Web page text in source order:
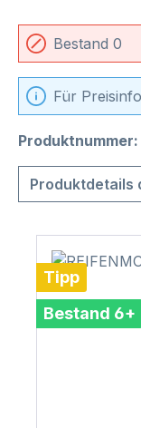
Bestand 0
Für
Produktnummer:
Produktdetails
Tipp
Bestand 6+